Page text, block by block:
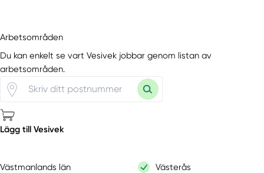
Arbetsområden
Du kan enkelt se vart Vesivek jobbar genom listan av
arbetsområden.
Lägg till Vesivek
Västmanlands län Västerås